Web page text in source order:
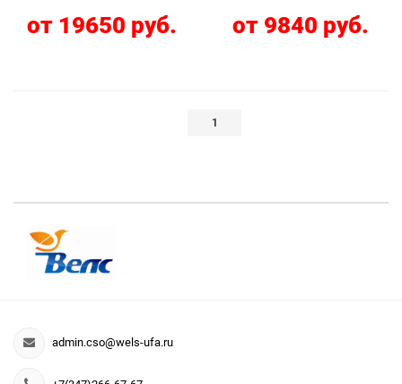
от 19650 руб. от 9840 руб.
1
admin.cso@wels-ufa.ru